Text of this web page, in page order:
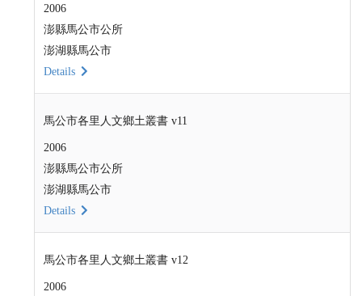
2006
澎縣馬公市公所
澎湖縣馬公市
Details
馬公市各里人文鄉土叢書 v11
2006
澎縣馬公市公所
澎湖縣馬公市
Details
馬公市各里人文鄉土叢書 v12
2006